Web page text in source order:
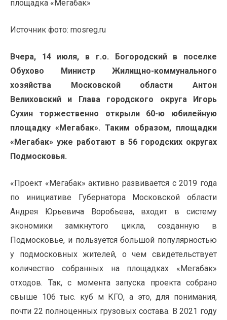
Источник фото: mosreg.ru
Вчера, 14 июля, в г.о. Богородский в поселке
Обухово Министр Жилищно-коммунального
хозяйства Московской области Антон
Велиховский и Глава городского округа Игорь
Сухин торжественно открыли 60-ю юбилейную
площадку «Мегабак». Таким образом, площадки
«Мегабак» уже работают в 56 городских округах
Подмосковья.
«Проект «Мегабак» активно развивается с 2019 года
по инициативе Губернатора Московской области
Андрея Юрьевича Воробьева, входит в систему
экономики замкнутого цикла, созданную в
Подмосковье, и пользуется большой популярностью
у подмосковных жителей, о чем свидетельствует
количество собранных на площадках «Мегабак»
отходов. Так, с момента запуска проекта собрано
свыше 106 тыс. куб м КГО, а это, для понимания,
почти 22 полноценных грузовых состава. В 2021 году